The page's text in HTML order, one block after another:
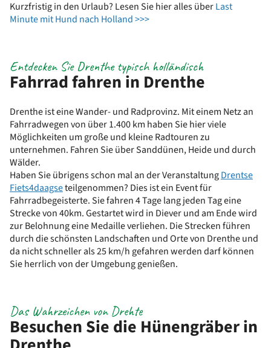
Kurzfristig in den Urlaub? Lesen Sie hier alles überLast
Minute mit Hund nach Holland >>>
Fahrrad fahren in Drenthe
Entdecken Sie Drenthe typisch holländisch
Drenthe ist eine Wander- und Radprovinz. Mit einem Netz an
Fahrradwegen von über 1.400 km haben Sie hier viele
Möglichkeiten um große und kleine Radtouren zu
unternehmen. Fahren Sie über Sanddünen, Heide und durch
Wälder.
Haben Sie übrigens schon mal an der VeranstaltungDrentse
Fiets4daagseteilgenommen? Dies ist ein Event für
Fahrradbegeisterte. Sie fahren 4 Tage lang jeden Tag eine
Strecke von 40km. Gestartet wird in Diever und am Ende wird
zur Belohnung eine Medaille verliehen. Die Strecken führen
durch die schönsten Landschaften und Orte von Drenthe und
da nicht schneller als 25 km/h gefahren werden darf können
Sie herrlich von der Umgebung genießen.
Besuchen Sie die Hünengräber in
Das Wahrzeichen von Drehte